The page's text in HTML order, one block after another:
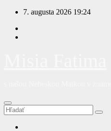
Prejsť
obsah
7. augusta 2026 19:24